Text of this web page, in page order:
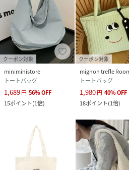
クーポン対象
miniministore
トートバッグ
1,689円 56%OFF
15ポイント(1倍)
クーポン対象
トートバッグ
1,980円 40%OFF
18ポイント(1倍)